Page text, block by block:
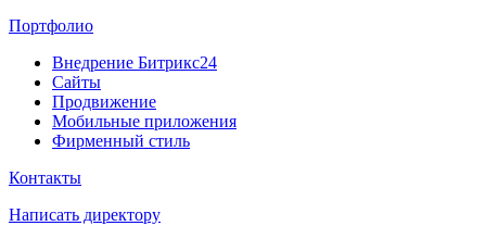
Портфолио
Внедрение Битрикс24
Сайты
Продвижение
Мобильные приложения
Фирменный стиль
Контакты
Написать директору